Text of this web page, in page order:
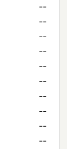
--
--
--
--
--
--
--
--
--
--